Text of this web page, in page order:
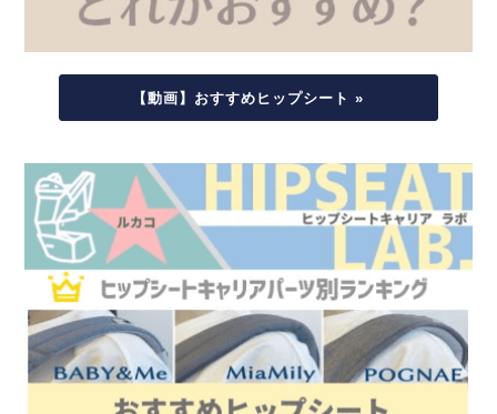
【動画】おすすめヒップシート »